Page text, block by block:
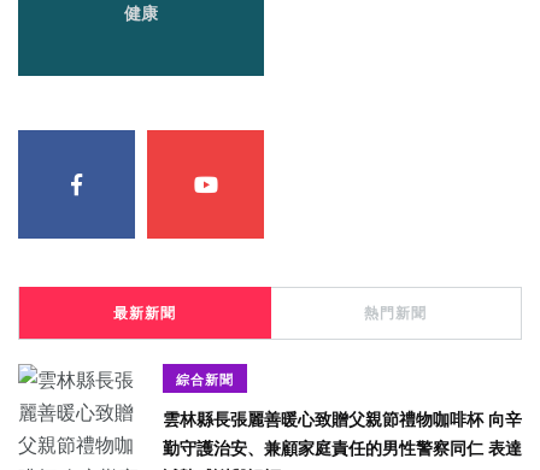
健康
最新新聞 熱門新聞
綜合新聞
雲林縣長張麗善暖心致贈父親節禮物咖啡杯 向辛
勤守護治安、兼顧家庭責任的男性警察同仁 表達